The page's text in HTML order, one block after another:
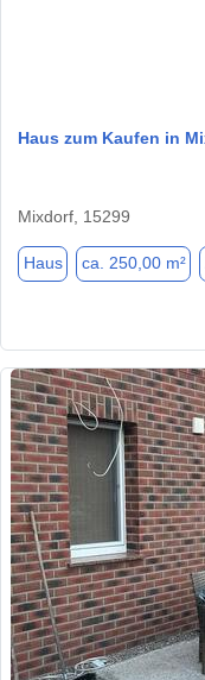
Haus zum Kaufen in
Mixdorf, 15299
Haus ca. 250,00 m²